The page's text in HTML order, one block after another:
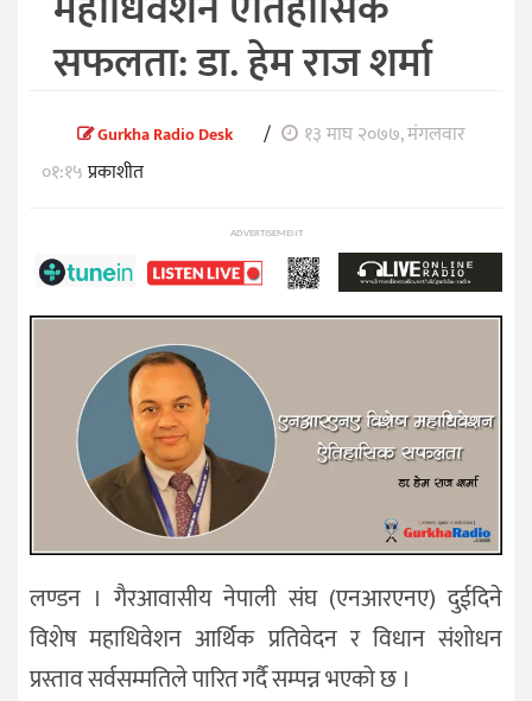
सफलता: डा. हेम राज शर्मा
Gurkha Radio Desk /
१३ माघ २०७७, मंगलवार
०१:१५प्रकाशीत
ADVERTISEMENT
लण्डन । गैरआवासीय नेपाली संघ (एनआरएनए) दुईदिने
विशेष महाधिवेशन आर्थिक प्रतिवेदन र विधान संशोधन
प्रस्ताव सर्वसम्मतिले पारित गर्दै सम्पन्न भएको छ ।